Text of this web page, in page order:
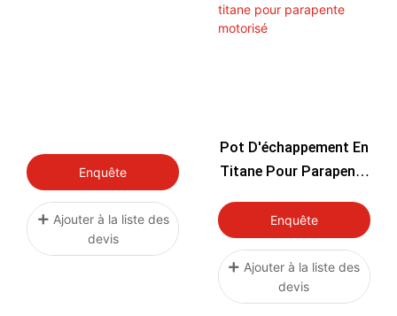
Enquête
Ajouter à la liste des
devis
Pot D'échappement En
Titane Pour Parapente
Enquête
Ajouter à la liste des
devis